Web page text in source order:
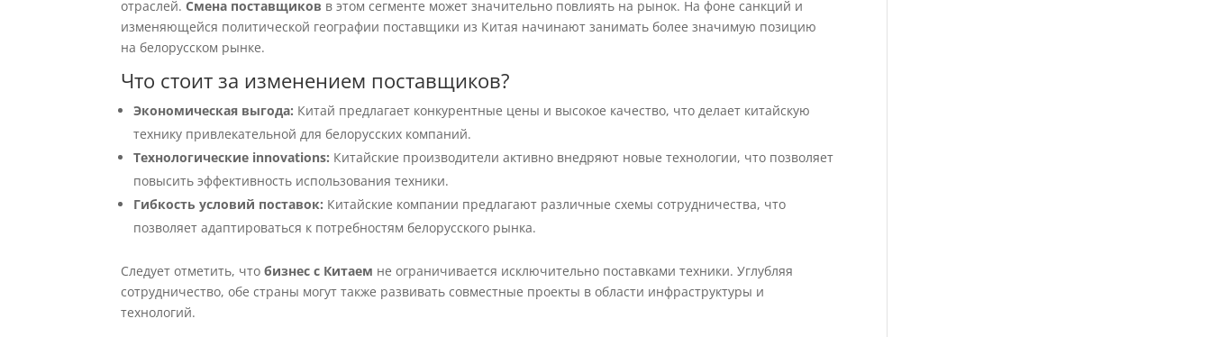
отраслей.Смена поставщиков в этом сегменте может значительно повлиять на рынок. На фоне санкций и
изменяющейся политической географии поставщики из Китая начинают занимать более значимую позицию
на белорусском рынке.
Что стоит за изменением поставщиков?
Экономическая выгода: Китай предлагает конкурентные цены и высокое качество, что делает китайскую
технику привлекательной для белорусских компаний.
Технологические innovations: Китайские производители активно внедряют новые технологии, что позволяет
повысить эффективность использования техники.
Гибкость условий поставок: Китайские компании предлагают различные схемы сотрудничества, что
позволяет адаптироваться к потребностям белорусского рынка.
Следует отметить, чтобизнес с Китаем не ограничивается исключительно поставками техники. Углубляя
сотрудничество, обе страны могут также развивать совместные проекты в области инфраструктуры и
технологий.